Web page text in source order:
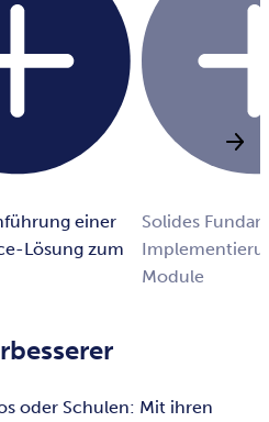
einer
Lösung zum
Solides
Module
oder Schulen: Mit ihren